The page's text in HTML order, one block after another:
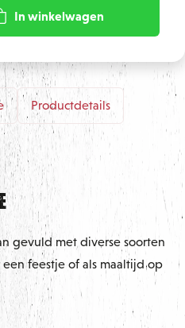
In winkelwagen
Productdetails
gevuld met diverse soorten
feestje of als maaltijd op